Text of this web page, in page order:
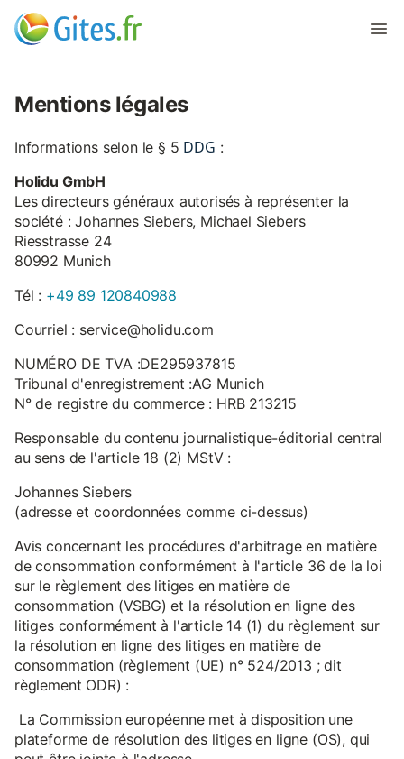
Mentions légales
Informations selon le § 5 DDG :
Holidu GmbH
Les directeurs généraux autorisés à représenter la
société : Johannes Siebers, Michael Siebers
Riesstrasse 24
80992 Munich
Tél : +49 89 120840988
Courriel : service@holidu.com
NUMÉRO DE TVA :DE295937815
Tribunal d'enregistrement :AG Munich
N° de registre du commerce : HRB 213215
Responsable du contenu journalistique-éditorial central
au sens de l'article 18 (2) MStV :
Johannes Siebers
(adresse et coordonnées comme ci-dessus)
Avis concernant les procédures d'arbitrage en matière
de consommation conformément à l'article 36 de la loi
sur le règlement des litiges en matière de
consommation (VSBG) et la résolution en ligne des
litiges conformément à l'article 14 (1) du règlement sur
la résolution en ligne des litiges en matière de
consommation (règlement (UE) n° 524/2013 ; dit
règlement ODR) :
La Commission européenne met à disposition une
plateforme de résolution des litiges en ligne (OS), qui